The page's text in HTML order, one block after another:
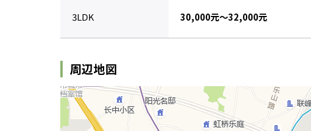
3LDK 30,000元～32,000元
周辺地図